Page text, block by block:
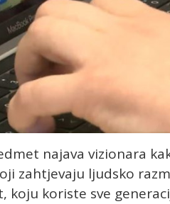
najava vizionara
zahtjevaju ljudsko
koju koriste sve